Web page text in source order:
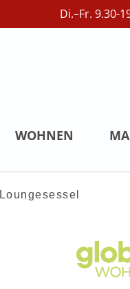
Di.–Fr. 9.30-
WOHNEN
Loungesessel